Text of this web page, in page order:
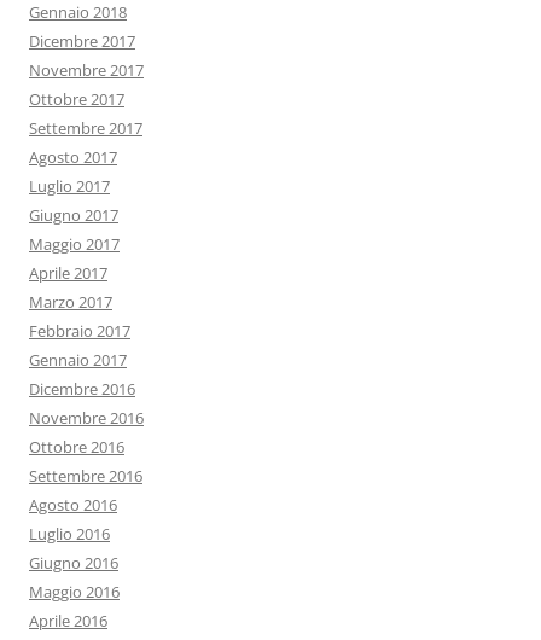
Gennaio 2018
Dicembre 2017
Novembre 2017
Ottobre 2017
Settembre 2017
Agosto 2017
Luglio 2017
Giugno 2017
Maggio 2017
Aprile 2017
Marzo 2017
Febbraio 2017
Gennaio 2017
Dicembre 2016
Novembre 2016
Ottobre 2016
Settembre 2016
Agosto 2016
Luglio 2016
Giugno 2016
Maggio 2016
Aprile 2016